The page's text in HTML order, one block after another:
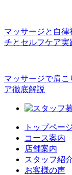
マッサージと自
チとセルフケア実
マッサージで肩
ア徹底解説
トップペー
コース案内
店舗案内
スタッフ紹
お客様の声